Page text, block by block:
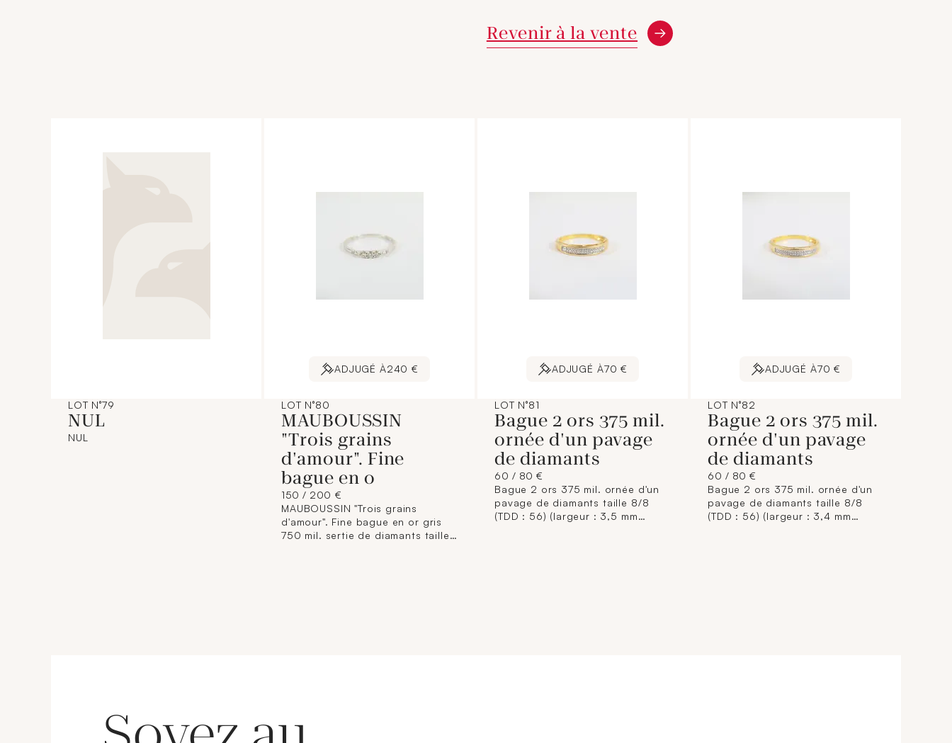
Revenir à la vente
LOT N°79
NUL
NUL
ADJUGÉ À240 €
LOT N°80
MAUBOUSSIN
"Trois grains
d'amour". Fine
bague en o
150 / 200 €
MAUBOUSSIN "Trois grains
d'amour". Fine bague en or gris
750 mil. sertie de diamants taille
ADJUGÉ À70 €
LOT N°81
Bague 2 ors 375 mil.
ornée d'un pavage
de diamants
60 / 80 €
Bague 2 ors 375 mil. ornée d'un
pavage de diamants taille 8/8
(TDD : 56) (largeur : 3,5 mm
ADJUGÉ À70 €
LOT N°82
Bague 2 ors 375 mil.
ornée d'un pavage
de diamants
60 / 80 €
Bague 2 ors 375 mil. ornée d'un
pavage de diamants taille 8/8
(TDD : 56) (largeur : 3,4 mm